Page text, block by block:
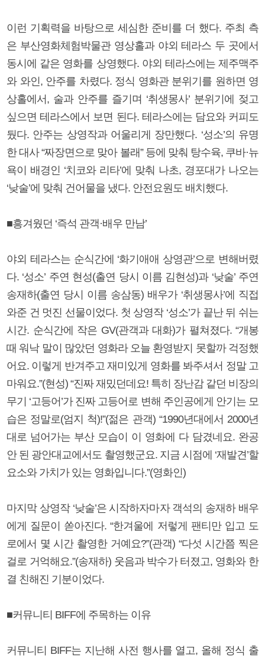
이런 기획력을 바탕으로 세심한 준비를 더 했다. 주최 측
은 부산영화체험박물관 영상홀과 야외 테라스 두 곳에서
동시에 같은 영화를 상영했다. 야외 테라스에는 제주맥주
와 와인, 안주를 차렸다. 정식 영화관 분위기를 원하면 영
상홀에서, 술과 안주를 즐기며 ‘취생몽사’ 분위기에 젖고
싶으면 테라스에서 보면 된다. 테라스에는 담요와 커피도
뒀다. 안주는 상영작과 어울리게 장만했다. ‘성소’의 유명
한 대사 “짜장면으로 맞아 볼래” 등에 맞춰 탕수육, 쿠바·뉴
욕이 배경인 ‘치코와 리타’에 맞춰 나초, 경포대가 나오는
‘낮술’에 맞춰 건어물을 냈다. 안전요원도 배치했다.
■흥겨웠던 ‘즉석 관객·배우 만남’
야외 테라스는 순식간에 ‘화기애애 상영관’으로 변해버렸
다. ‘성소’ 주연 현성(출연 당시 이름 김현성)과 ‘낮술’ 주연
송재하(출연 당시 이름 송삼동) 배우가 ‘취생몽사’에 직접
와준 건 멋진 선물이었다. 첫 상영작 ‘성소’가 끝난 뒤 쉬는
시간. 순식간에 작은 GV(관객과 대화)가 펼쳐졌다. “개봉
때 워낙 말이 많았던 영화라 오늘 환영받지 못할까 걱정했
어요. 이렇게 반겨주고 재미있게 영화를 봐주셔서 정말 고
마워요.”(현성) “진짜 재밌던데요! 특히 장난감 같던 비장의
무기 ‘고등어’가 진짜 고등어로 변해 주인공에게 안기는 모
습은 정말로(엄지 척)!”(젊은 관객) “1990년대에서 2000년
대로 넘어가는 부산 모습이 이 영화에 다 담겼네요. 완공
안 된 광안대교에서도 촬영했군요. 지금 시점에 ‘재발견’할
요소와 가치가 있는 영화입니다.”(영화인)
마지막 상영작 ‘낮술’은 시작하자마자 객석의 송재하 배우
에게 질문이 쏟아진다. “한겨울에 저렇게 팬티만 입고 도
로에서 몇 시간 촬영한 거예요?”(관객) “다섯 시간쯤 찍은
걸로 거억해요.”(송재하) 웃음과 박수가 터졌고, 영화와 한
결 친해진 기분이었다.
■커뮤니티 BIFF에 주목하는 이유
커뮤니티 BIFF는 지난해 사전 행사를 열고, 올해 정식 출